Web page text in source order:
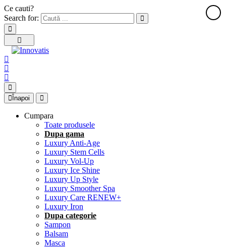
Ce cauti?
Search for:
Înapoi
Cumpara
Toate produsele
Dupa gama
Luxury Anti-Age
Luxury Stem Cells
Luxury Vol-Up
Luxury Ice Shine
Luxury Up Style
Luxury Smoother Spa
Luxury Care RENEW+
Luxury Iron
Dupa categorie
Sampon
Balsam
Masca